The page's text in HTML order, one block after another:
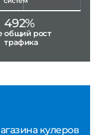
кулеров
492%
общий рост
трафика